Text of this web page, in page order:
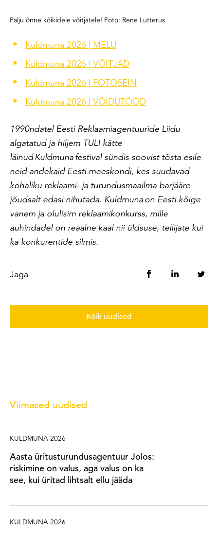
Palju õnne kõikidele võitjatele! Foto: Rene Lutterus
Kuldmuna 2026 | MELU
Kuldmuna 2026 | VÕITJAD
Kuldmuna 2026 | FOTOSEIN
Kuldmuna 2026 | VÕIDUTÖÖD
1990ndatel Eesti Reklaamiagentuuride Liidu
algatatud ja hiljem TULI kätte
läinud Kuldmuna festival sündis soovist tõsta esile
neid andekaid Eesti meeskondi, kes suudavad
kohaliku reklaami- ja turundusmaailma barjääre
jõudsalt edasi nihutada. Kuldmuna on Eesti kõige
vanem ja olulisim reklaamikonkurss, mille
auhindadel on reaalne kaal nii üldsuse, tellijate kui
ka konkurentide silmis.
Jaga
Kõik uudised
Viimased uudised
KULDMUNA 2026
Aasta üritusturundusagentuur Jolos:
riskimine on valus, aga valus on ka
see, kui üritad lihtsalt ellu jääda
KULDMUNA 2026